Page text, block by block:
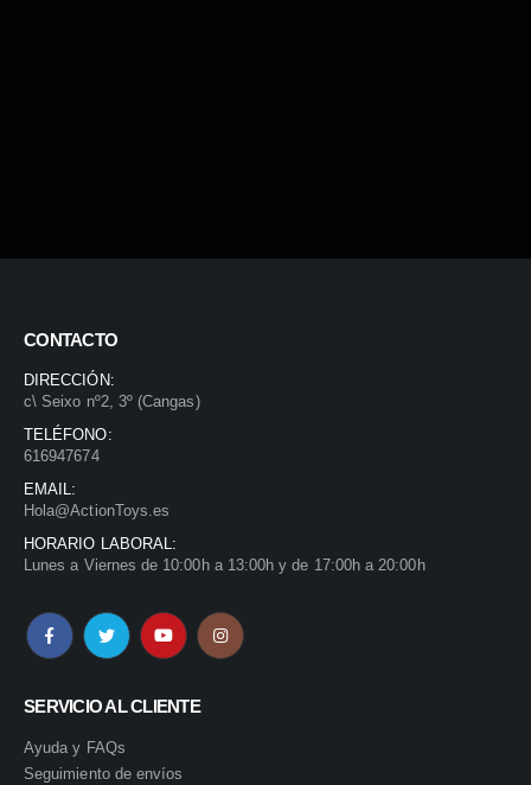
CONTACTO
DIRECCIÓN:
c\ Seixo nº2, 3º (Cangas)
TELÉFONO:
616947674
EMAIL:
Hola@ActionToys.es
HORARIO LABORAL:
Lunes a Viernes de 10:00h a 13:00h y de 17:00h a 20:00h
SERVICIO AL CLIENTE
Ayuda y FAQs
Seguimiento de envíos